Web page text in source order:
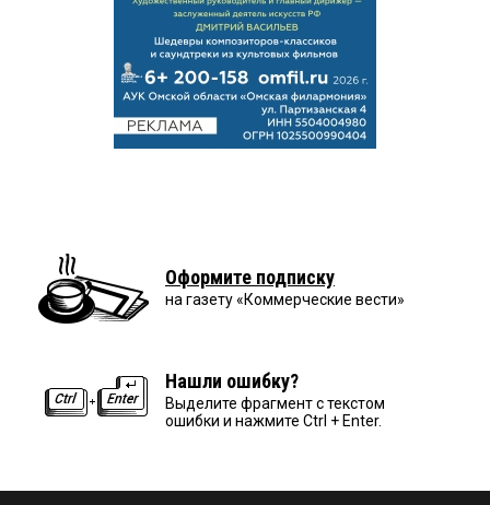
Оформите подписку
на газету «Коммерческие вести»
Нашли ошибку?
Выделите фрагмент с текстом
ошибки и нажмите Ctrl + Enter.